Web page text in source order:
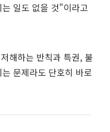
일도 없을 것"이라고
해하는 반칙과 특권, 불
문제라도 단호히 바로